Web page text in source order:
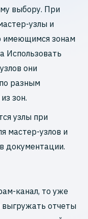
выбору. При
узлы и
имеющимся зонам
Использовать
они
разным
зон.
узлы при
мастер-узлов и
документации.
канал, то уже
выгружать отчеты